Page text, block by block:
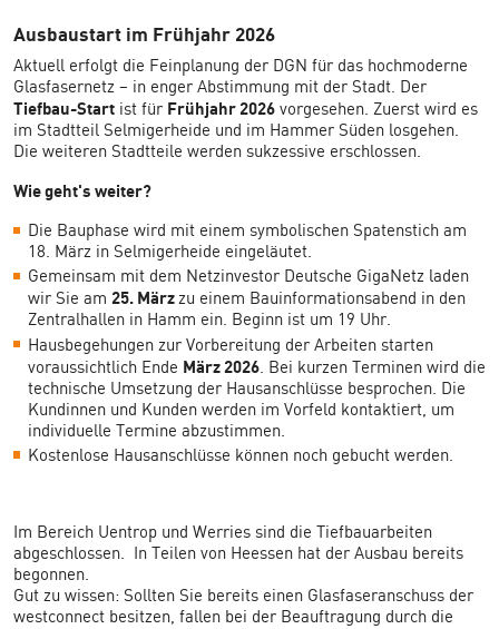
Ausbaustart im Frühjahr 2026
Aktuell erfolgt die Feinplanung der DGN für das hochmoderne
Glasfasernetz – in enger Abstimmung mit der Stadt. Der
Tiefbau-Start ist für Frühjahr 2026 vorgesehen. Zuerst wird es
im Stadtteil Selmigerheide und im Hammer Süden losgehen.
Die weiteren Stadtteile werden sukzessive erschlossen.
Wie geht's weiter?
Die Bauphase wird mit einem symbolischen Spatenstich am
18. März in Selmigerheide eingeläutet.
Gemeinsam mit dem Netzinvestor Deutsche GigaNetz laden
wir Sie am 25. Märzzu einem Bauinformationsabend in den
Zentralhallen in Hamm ein. Beginn ist um 19 Uhr.
Hausbegehungen zur Vorbereitung der Arbeiten starten
voraussichtlich Ende März 2026. Bei kurzen Terminen wird die
technische Umsetzung der Hausanschlüsse besprochen. Die
Kundinnen und Kunden werden im Vorfeld kontaktiert, um
individuelle Termine abzustimmen.
Kostenlose Hausanschlüsse können noch gebucht werden.
Im Bereich Uentrop und Werries sind die Tiefbauarbeiten
abgeschlossen. In Teilen von Heessen hat der Ausbau bereits
begonnen.
Gut zu wissen: Sollten Sie bereits einen Glasfaseranschuss der
westconnect besitzen, fallen bei der Beauftragung durch die